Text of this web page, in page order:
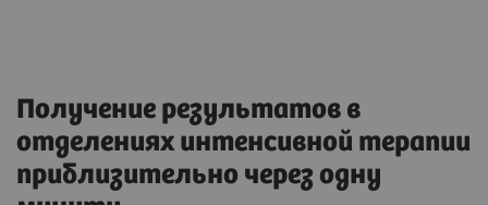
Получение результатов в
отделениях интенсивной терапии
приблизительно через одну